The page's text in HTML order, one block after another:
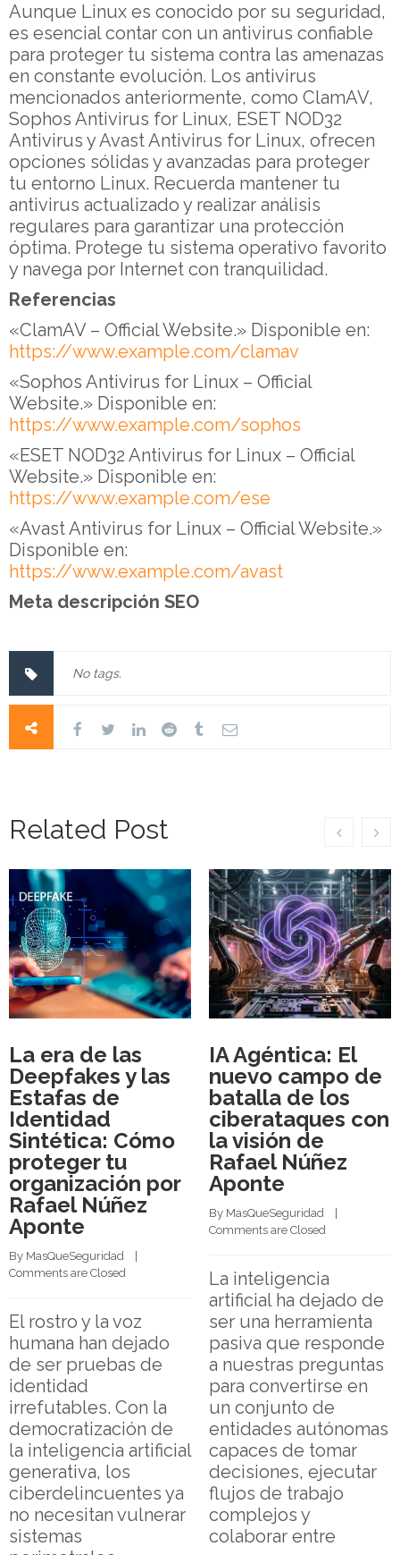
Aunque Linux es conocido por su seguridad,
es esencial contar con un antivirus confiable
para proteger tu sistema contra las amenazas
en constante evolución. Los antivirus
mencionados anteriormente, como ClamAV,
Sophos Antivirus for Linux, ESET NOD32
Antivirus y Avast Antivirus for Linux, ofrecen
opciones sólidas y avanzadas para proteger
tu entorno Linux. Recuerda mantener tu
antivirus actualizado y realizar análisis
regulares para garantizar una protección
óptima. Protege tu sistema operativo favorito
y navega por Internet con tranquilidad.
Referencias
«ClamAV – Official Website.» Disponible en:
https://www.example.com/clamav
«Sophos Antivirus for Linux – Official
Website.» Disponible en:
https://www.example.com/sophos
«ESET NOD32 Antivirus for Linux – Official
Website.» Disponible en:
https://www.example.com/ese
«Avast Antivirus for Linux – Official Website.»
Disponible en:
https://www.example.com/avast
Meta descripción SEO
No tags.
Related Post
La era de las
Deepfakes y las
Estafas de
Identidad
Sintética: Cómo
proteger tu
organización por
Rafael Núñez
Aponte
By MasQueSeguridad
Comments are Closed
El rostro y la voz
humana han dejado
de ser pruebas de
identidad
irrefutables. Con la
democratización de
la inteligencia artificial
generativa, los
ciberdelincuentes ya
no necesitan vulnerar
sistemas
IA Agéntica: El
nuevo campo de
batalla de los
ciberataques con
la visión de
Rafael Núñez
Aponte
By MasQueSeguridad
Comments are Closed
La inteligencia
artificial ha dejado de
ser una herramienta
pasiva que responde
a nuestras preguntas
para convertirse en
un conjunto de
entidades autónomas
capaces de tomar
decisiones, ejecutar
flujos de trabajo
complejos y
colaborar entre